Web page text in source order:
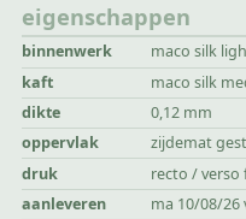
eigenschappen
binnenwerk maco silk
kaft
maco silk
dikte
0,12 mm
oppervlak
zijdemat
druk
recto / verso
aanleveren
ma 10/08/26